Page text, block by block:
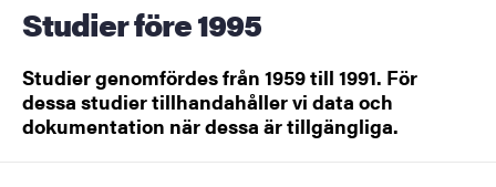
Studier före 1995
Studier genomfördes från 1959 till 1991. För
dessa studier tillhandahåller vi data och
dokumentation när dessa är tillgängliga.